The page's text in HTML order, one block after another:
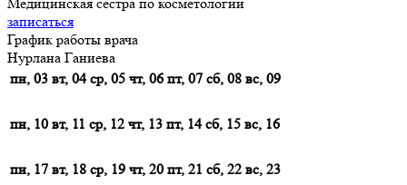
записаться
График работы врача
Нурлана Ганиева
пн, 03 вт, 04 ср, 05 чт, 06 пт, 07 сб, 08 вс, 09
пн, 10 вт, 11 ср, 12 чт, 13 пт, 14 сб, 15 вс, 16
пн, 17 вт, 18 ср, 19 чт, 20 пт, 21 сб, 22 вс, 23